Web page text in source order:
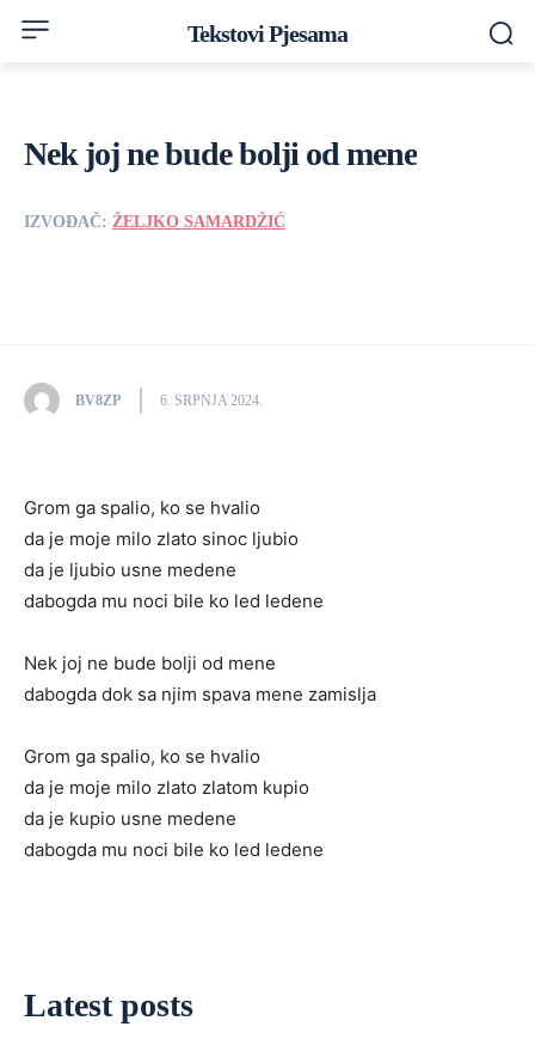
Tekstovi Pjesama
Nek joj ne bude bolji od mene
IZVOĐAČ: ŽELJKO SAMARDŽIĆ
BV8ZP 6. SRPNJA 2024.
Grom ga spalio, ko se hvalio
da je moje milo zlato sinoc ljubio
da je ljubio usne medene
dabogda mu noci bile ko led ledene
Nek joj ne bude bolji od mene
dabogda dok sa njim spava mene zamislja
Grom ga spalio, ko se hvalio
da je moje milo zlato zlatom kupio
da je kupio usne medene
dabogda mu noci bile ko led ledene
Latest posts